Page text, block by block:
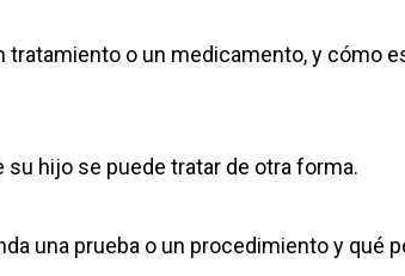
tratamiento o un medicamento, y cómo
hijo se puede tratar de otra forma.
una prueba o un procedimiento y qué